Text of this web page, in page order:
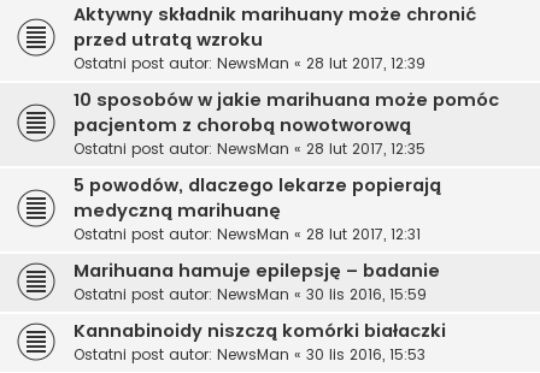
Aktywny składnik marihuany może chronić
przed utratą wzroku
Ostatni post autor: NewsMan « 28 lut 2017, 12:39
10 sposobów w jakie marihuana może pomóc
pacjentom z chorobą nowotworową
Ostatni post autor: NewsMan « 28 lut 2017, 12:35
5 powodów, dlaczego lekarze popierają
medyczną marihuanę
Ostatni post autor: NewsMan « 28 lut 2017, 12:31
Marihuana hamuje epilepsję – badanie
Ostatni post autor: NewsMan « 30 lis 2016, 15:59
Kannabinoidy niszczą komórki białaczki
Ostatni post autor: NewsMan « 30 lis 2016, 15:53